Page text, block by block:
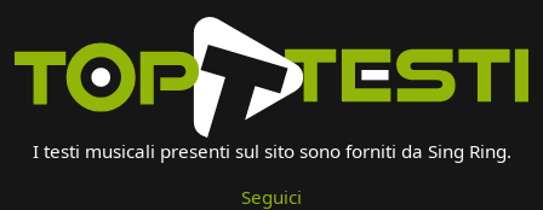
I testi musicali presenti sul sito sono forniti da Sing Ring.
Seguici